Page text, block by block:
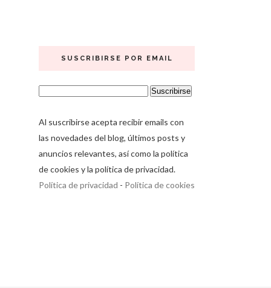
SUSCRIBIRSE POR EMAIL
Al suscribirse acepta recibir emails con
las novedades del blog, últimos posts y
anuncios relevantes, así como la política
de cookies y la política de privacidad.
Política de privacidad - Política de cookies